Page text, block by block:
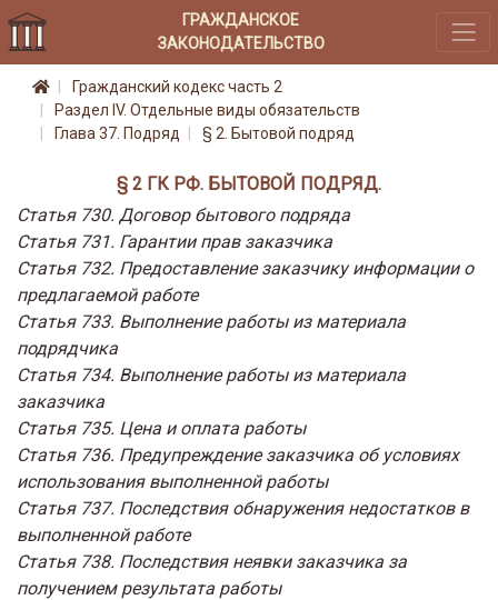
ГРАЖДАНСКОЕ
ЗАКОНОДАТЕЛЬСТВО
Гражданский кодекс часть 2
Раздел IV. Отдельные виды обязательств
Глава 37. Подряд
§ 2. Бытовой подряд
§ 2 ГК РФ. БЫТОВОЙ ПОДРЯД.
Статья 730. Договор бытового подряда
Статья 731. Гарантии прав заказчика
Статья 732. Предоставление заказчику информации о
предлагаемой работе
Статья 733. Выполнение работы из материала
подрядчика
Статья 734. Выполнение работы из материала
заказчика
Статья 735. Цена и оплата работы
Статья 736. Предупреждение заказчика об условиях
использования выполненной работы
Статья 737. Последствия обнаружения недостатков в
выполненной работе
Статья 738. Последствия неявки заказчика за
получением результата работы